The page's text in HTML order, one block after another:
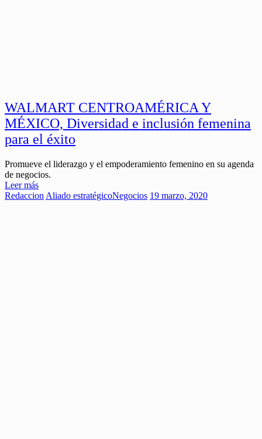
WALMART CENTROAMÉRICA Y
MÉXICO, Diversidad e inclusión femenina
para el éxito
Promueve el liderazgo y el empoderamiento femenino en su agenda
de negocios.
Leer más
Redaccion Aliado estratégicoNegocios 19 marzo, 2020